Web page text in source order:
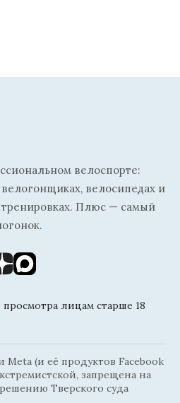
велоспорте:
велогонщиках, велосипедах и
Плюс — самый
лицам старше 18
(и её продуктов Facebook
запрещена на
Тверского суда